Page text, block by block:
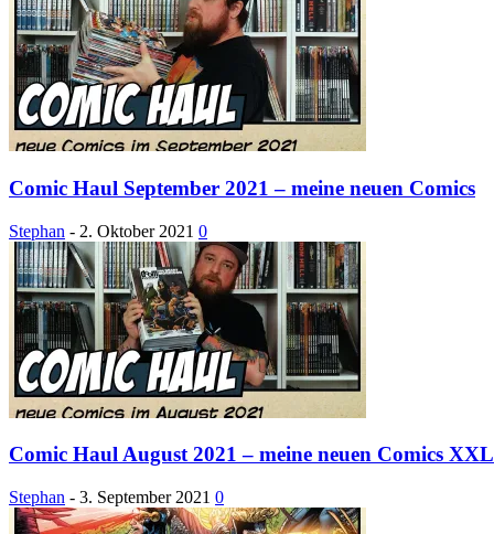
Comic Haul September 2021 – meine neuen Comics
Stephan - 2. Oktober 2021 0
Comic Haul August 2021 – meine neuen Comics XXL
Stephan - 3. September 2021 0